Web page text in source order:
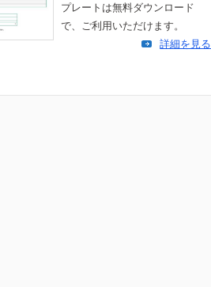
プレートは無料ダウンロード
で、ご利用いただけます。
詳細を見る